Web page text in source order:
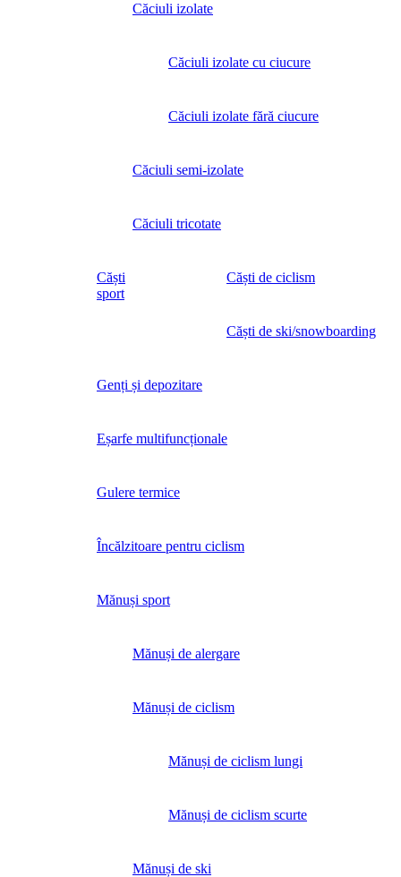
Căciuli izolate
Căciuli izolate cu ciucure
Căciuli izolate fără ciucure
Căciuli semi-izolate
Căciuli tricotate
Căști
sport
Căști de ciclism
Căști de ski/snowboarding
Genți și depozitare
Eșarfe multifuncționale
Gulere termice
Încălzitoare pentru ciclism
Mănuși sport
Mănuși de alergare
Mănuși de ciclism
Mănuși de ciclism lungi
Mănuși de ciclism scurte
Mănuși de ski